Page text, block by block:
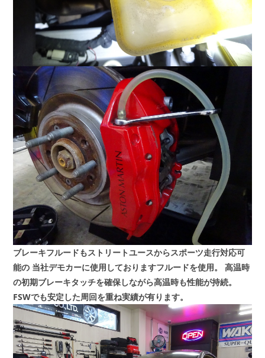
ブレーキフルードもストリートユースからスポーツ走行対応可
能の 当社デモカーに使用しておりますフルードを使用。
高温時
の初期ブレーキタッチを確保しながら高温時も性能が持続。
FSWでも安定した周回を重ね実績が有ります。